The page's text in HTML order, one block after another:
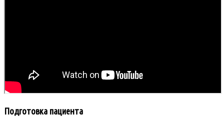
Подготовка пациента